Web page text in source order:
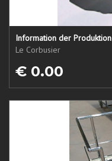
Information der Produktion
Le Corbusier
€ 0.00